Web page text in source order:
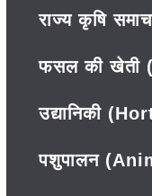
राज्य कृषि
फसल की खेती
उद्यानिकी
पशुपालन